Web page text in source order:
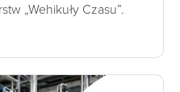
„Wehikuły Czasu”.